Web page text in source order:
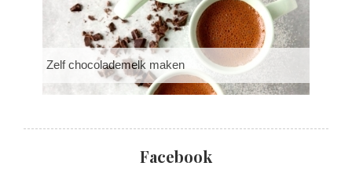
Zelf chocolademelk maken
Facebook